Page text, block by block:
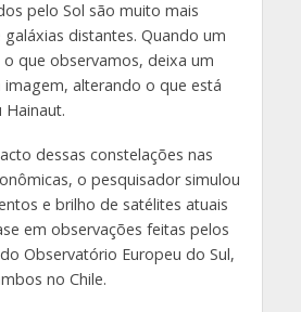
pelo Sol são muito mais
distantes. Quando um
o que observamos, deixa um
alterando o que está
Hainaut.
dessas constelações nas
o pesquisador simulou
e brilho de satélites atuais
em observações feitas pelos
Observatório Europeu do Sul,
no Chile.